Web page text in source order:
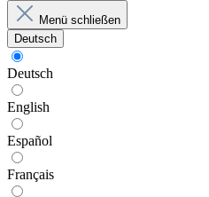
Menü schließen
Deutsch
Deutsch
English
Español
Français